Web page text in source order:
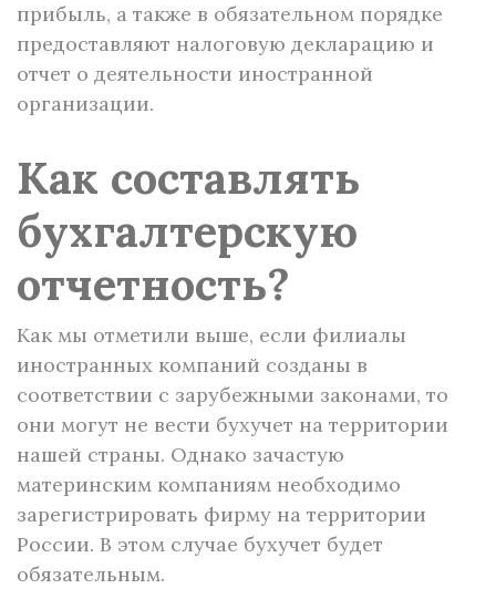
прибыль, а также в обязательном порядке
предоставляют налоговую декларацию и
отчет о деятельности иностранной
организации.
Как составлять
бухгалтерскую
отчетность?
Как мы отметили выше, если филиалы
иностранных компаний созданы в
соответствии с зарубежными законами, то
они могут не вести бухучет на территории
нашей страны. Однако зачастую
материнским компаниям необходимо
зарегистрировать фирму на территории
России. В этом случае бухучет будет
обязательным.